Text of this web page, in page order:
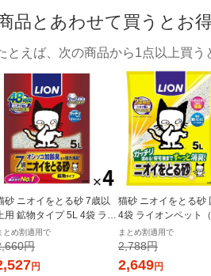
品とあわせて買うとお
とえば、次の商品から1点以上買う
砂 ニオイをとる砂 7歳以
用 鉱物タイプ 5L 4袋 ライ
ンペット（イチオシ）
とめ割適用で
円
円
猫砂 ニオイをとる砂
4袋 ライオンペット
シ）
まとめ割適用で
2,788円
2,649円